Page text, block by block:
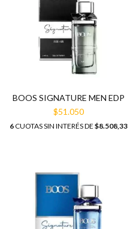
BOOS SIGNATURE MEN EDP
$51.050
6 CUOTAS SIN INTERÉS DE $8.508,33